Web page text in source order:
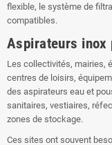
flexible, le système de
compatibles.
Aspirateurs
Les collectivités, mairies,
centres de loisirs,
des aspirateurs eau et
sanitaires, vestiaires,
zones de stockage.
Ces sites ont souvent